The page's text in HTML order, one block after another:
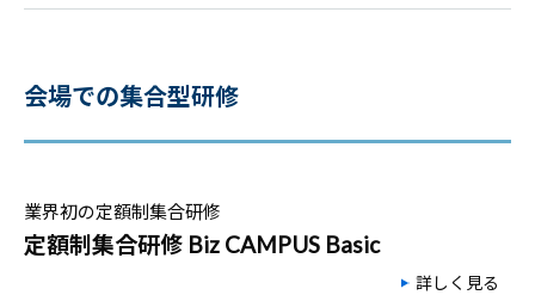
会場での集合型研修
業界初の定額制集合研修
定額制集合研修 Biz CAMPUS Basic
詳しく見る